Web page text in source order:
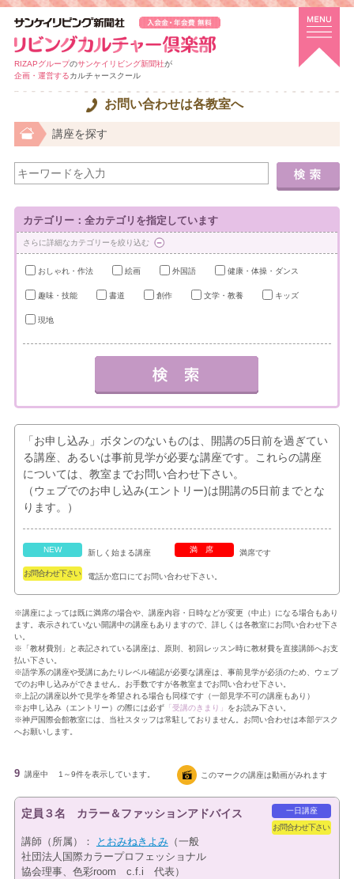
RIZAPグループのサンケイリビング新聞社が
企画・運営するカルチャースクール
お問い合わせは各教室へ
講座を探す
カテゴリー：全カテゴリを指定しています
さらに詳細なカテゴリーを絞り込む
おしゃれ・作法 絵画 外国語 健康・体操・ダンス
趣味・技能 書道 創作 文学・教養 キッズ
現地
「お申し込み」ボタンのないものは、開講の5日前を過ぎてい
る講座、あるいは事前見学が必要な講座です。これらの講座
については、教室までお問い合わせ下さい。
（ウェブでのお申し込み(エントリー)は開講の5日前までとな
ります。）
NEW 新しく始まる講座 満席 満席です
お問合わせ下さい 電話か窓口にてお問い合わせ下さい。
※講座によっては既に満席の場合や、講座内容・日時などが変更（中止）になる場合もあり
ます。表示されていない開講中の講座もありますので、詳しくは各教室にお問い合わせ下さ
い。
※「教材費別」と表記されている講座は、原則、初回レッスン時に教材費を直接講師へお支
払い下さい。
※語学系の講座や受講にあたりレベル確認が必要な講座は、事前見学が必須のため、ウェブ
でのお申し込みができません。お手数ですが各教室までお問い合わせ下さい。
※上記の講座以外で見学を希望される場合も同様です（一部見学不可の講座もあり）
※お申し込み（エントリー）の際には必ず「受講のきまり」 をお読み下さい。
※神戸国際会館教室には、当社スタッフは常駐しておりません。お問い合わせは本部デスク
へお願いします。
9 講座中 1～9件を表示しています。 このマークの講座は動画がみれます
一日講座
お問合わせ下さい
定員３名 カラー＆ファッションアドバイス
講師（所属）： とおみねきよみ（一般
社団法人国際カラープロフェッショナル
協会理事、色彩room c.f.i 代表）